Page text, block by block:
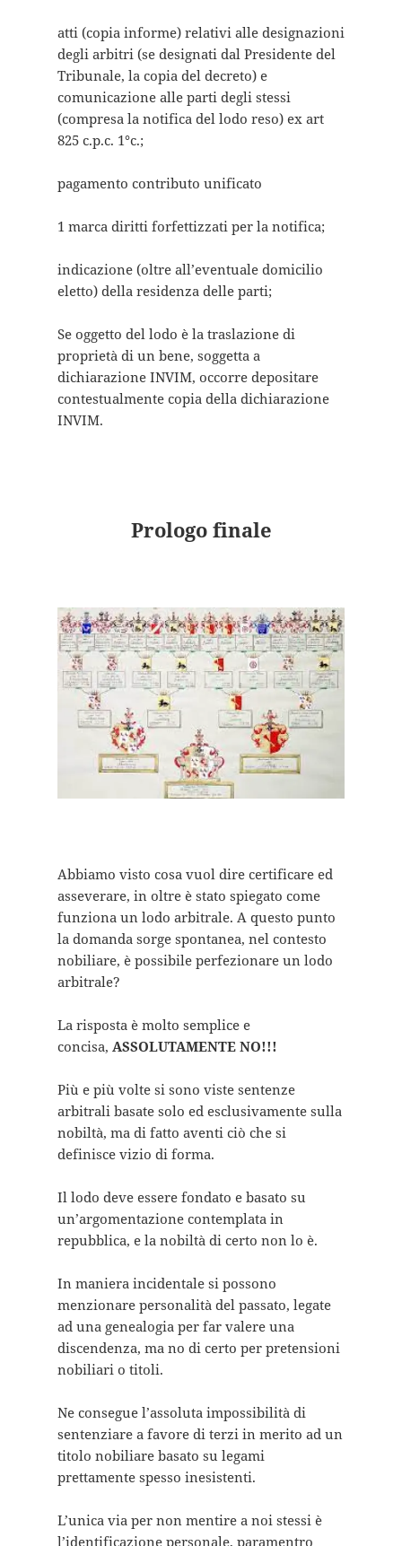
atti (copia informe) relativi alle designazioni
degli arbitri (se designati dal Presidente del
Tribunale, la copia del decreto) e
comunicazione alle parti degli stessi
(compresa la notifica del lodo reso) ex art
825 c.p.c. 1°c.;
pagamento contributo unificato
1 marca diritti forfettizzati per la notifica;
indicazione (oltre all’eventuale domicilio
eletto) della residenza delle parti;
Se oggetto del lodo è la traslazione di
proprietà di un bene, soggetta a
dichiarazione INVIM, occorre depositare
contestualmente copia della dichiarazione
INVIM.
Prologo finale
Abbiamo visto cosa vuol dire certificare ed
asseverare, in oltre è stato spiegato come
funziona un lodo arbitrale. A questo punto
la domanda sorge spontanea, nel contesto
nobiliare, è possibile perfezionare un lodo
arbitrale?
La risposta è molto semplice e
concisa, ASSOLUTAMENTE NO!!!
Più e più volte si sono viste sentenze
arbitrali basate solo ed esclusivamente sulla
nobiltà, ma di fatto aventi ciò che si
definisce vizio di forma.
Il lodo deve essere fondato e basato su
un’argomentazione contemplata in
repubblica, e la nobiltà di certo non lo è.
In maniera incidentale si possono
menzionare personalità del passato, legate
ad una genealogia per far valere una
discendenza, ma no di certo per pretensioni
nobiliari o titoli.
Ne consegue l’assoluta impossibilità di
sentenziare a favore di terzi in merito ad un
titolo nobiliare basato su legami
prettamente spesso inesistenti.
L’unica via per non mentire a noi stessi è
l’identificazione personale, paramentro